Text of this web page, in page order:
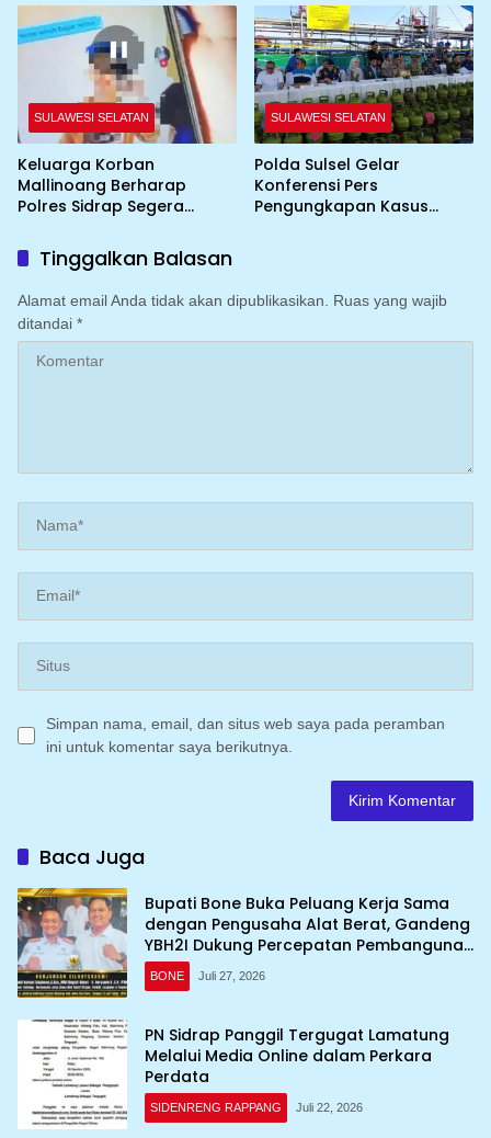
Maksimalkan Penanganan
Kasus
SULAWESI SELATAN
Keluarga Korban
Mallinoang Berharap
Polres Sidrap Segera
Dugaan Pencemaran
Nama Baik di TikTok
SULAWESI SELATAN
Polda Sulsel Gelar
Konferensi Pers
Pengungkapan Kasus
Tinggalkan Balasan
Alamat email Anda tidak akan dipublikasikan.
Ruas yang wajib
ditandai *
Simpan nama, email, dan situs web saya pada peramban
ini untuk komentar saya berikutnya.
Baca Juga
Bupati Bone Buka Peluang Kerja Sama
dengan Pengusaha Alat Berat, Gandeng
YBH2I Dukung Percepatan Pembangunan
Daerah
BONE Juli 27, 2026
PN Sidrap Panggil Tergugat Lamatung
Melalui Media Online dalam Perkara
Perdata
SIDENRENG RAPPANG Juli 22, 2026